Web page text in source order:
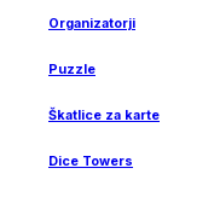
Organizatorji
Puzzle
Škatlice za karte
Dice Towers